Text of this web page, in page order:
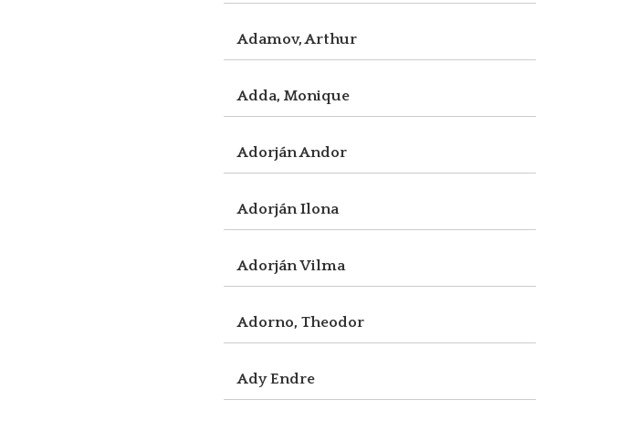
Adamov, Arthur
Adda, Monique
Adorján Andor
Adorján Ilona
Adorján Vilma
Adorno, Theodor
Ady Endre